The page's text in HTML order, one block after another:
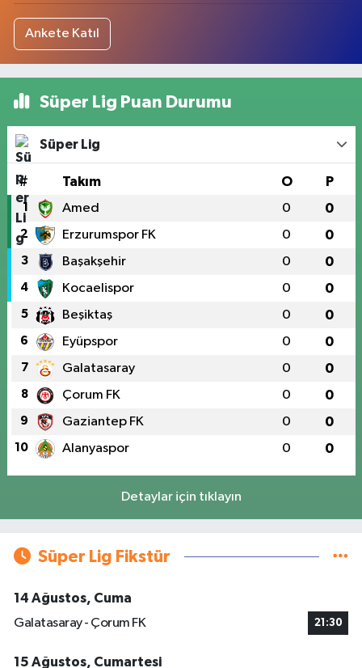
Ankete Katıl
Süper Lig Puan Durumu
Süper Lig
# Takım O P
1 Amed 0 0
2 Erzurumspor FK 0 0
3 Başakşehir 0 0
4 Kocaelispor 0 0
5 Beşiktaş 0 0
6 Eyüpspor 0 0
7 Galatasaray 0 0
8 Çorum FK 0 0
9 Gaziantep FK 0 0
10 Alanyaspor 0 0
Detaylar için tıklayın
Süper Lig Fikstür
14 Ağustos, Cuma
Galatasaray - Çorum FK
21:30
15 Ağustos, Cumartesi